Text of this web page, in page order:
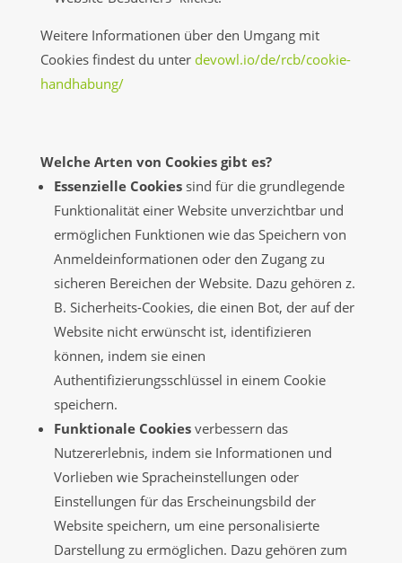
Weitere Informationen über den Umgang mit
Cookies findest du unter devowl.io/de/rcb/cookie-
handhabung/
Welche Arten von Cookies gibt es?
Essenzielle Cookiessind für die grundlegende
Funktionalität einer Website unverzichtbar und
ermöglichen Funktionen wie das Speichern von
Anmeldeinformationen oder den Zugang zu
sicheren Bereichen der Website. Dazu gehören z.
B. Sicherheits-Cookies, die einen Bot, der auf der
Website nicht erwünscht ist, identifizieren
können, indem sie einen
Authentifizierungsschlüssel in einem Cookie
speichern.
Funktionale Cookiesverbessern das
Nutzererlebnis, indem sie Informationen und
Vorlieben wie Spracheinstellungen oder
Einstellungen für das Erscheinungsbild der
Website speichern, um eine personalisierte
Darstellung zu ermöglichen. Dazu gehören zum